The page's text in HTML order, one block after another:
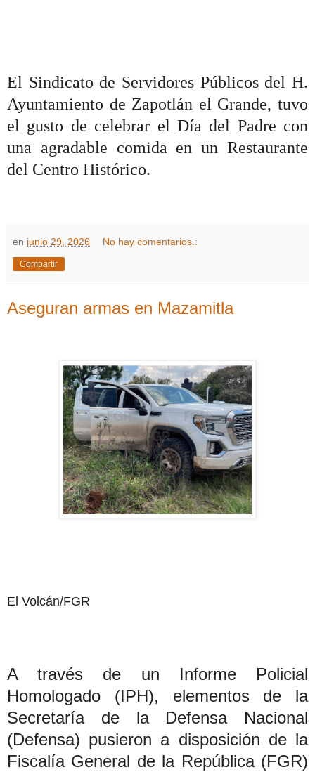
El Sindicato de Servidores Públicos del H.
Ayuntamiento de Zapotlán el Grande, tuvo
el gusto de celebrar el Día del Padre con
una agradable comida en un Restaurante
del Centro Histórico.
en junio 29, 2026 No hay comentarios.:
Compartir
Aseguran armas en Mazamitla
El Volcán/FGR
A través de un Informe Policial
Homologado (IPH), elementos de la
Secretaría de la Defensa Nacional
(Defensa) pusieron a disposición de la
Fiscalía General de la República (FGR)